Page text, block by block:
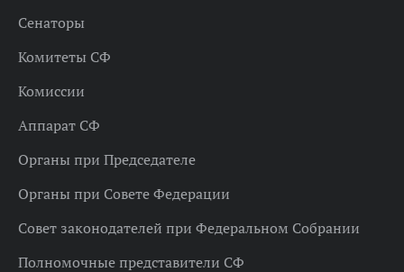
Сенаторы
Комитеты СФ
Комиссии
Аппарат СФ
Органы при Председателе
Органы при Совете Федерации
Совет законодателей при Федеральном Собрании
Полномочные представители СФ